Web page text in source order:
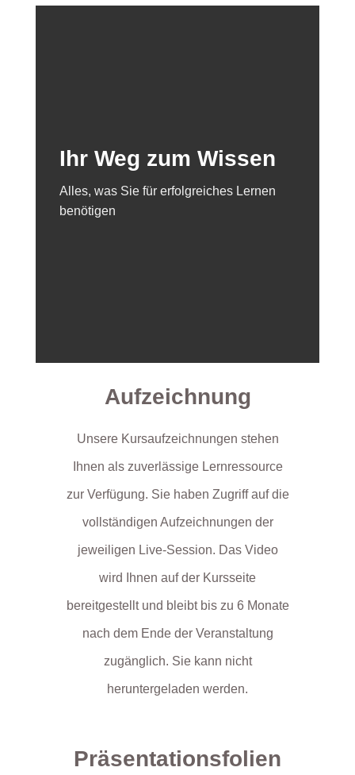
Ihr Weg zum Wissen
Alles, was Sie für erfolgreiches Lernen
benötigen
Aufzeichnung
Unsere Kursaufzeichnungen stehen
Ihnen als zuverlässige Lernressource
zur Verfügung. Sie haben Zugriff auf die
vollständigen Aufzeichnungen der
jeweiligen Live-Session. Das Video
wird Ihnen auf der Kursseite
bereitgestellt und bleibt bis zu 6 Monate
nach dem Ende der Veranstaltung
zugänglich. Sie kann nicht
heruntergeladen werden.
Präsentationsfolien